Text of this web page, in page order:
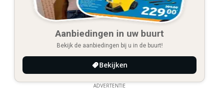
Aanbiedingen in uw buurt
Bekijk de aanbiedingen bij u in de buurt!
Bekijken
ADVERTENTIE